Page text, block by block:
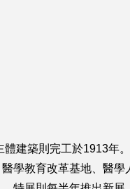
建築則完工於1913年
學教育改革基地、醫